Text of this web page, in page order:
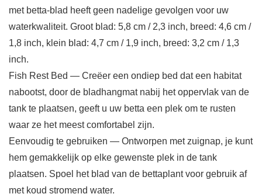
met betta-blad heeft geen nadelige gevolgen voor uw
waterkwaliteit. Groot blad: 5,8 cm / 2,3 inch, breed: 4,6 cm /
1,8 inch, klein blad: 4,7 cm / 1,9 inch, breed: 3,2 cm / 1,3
inch.
Fish Rest Bed — Creëer een ondiep bed dat een habitat
nabootst, door de bladhangmat nabij het oppervlak van de
tank te plaatsen, geeft u uw betta een plek om te rusten
waar ze het meest comfortabel zijn.
Eenvoudig te gebruiken — Ontworpen met zuignap, je kunt
hem gemakkelijk op elke gewenste plek in de tank
plaatsen. Spoel het blad van de bettaplant voor gebruik af
met koud stromend water.